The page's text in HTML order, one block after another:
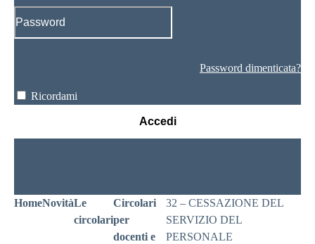
Password dimenticata?
Ricordami
Accedi
HomeNovitàLe
circolari
Circolari
per
docenti e
32 – CESSAZIONE DEL
SERVIZIO DEL
PERSONALE